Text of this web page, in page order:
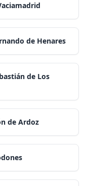
de Henares
de Los
de Ardoz